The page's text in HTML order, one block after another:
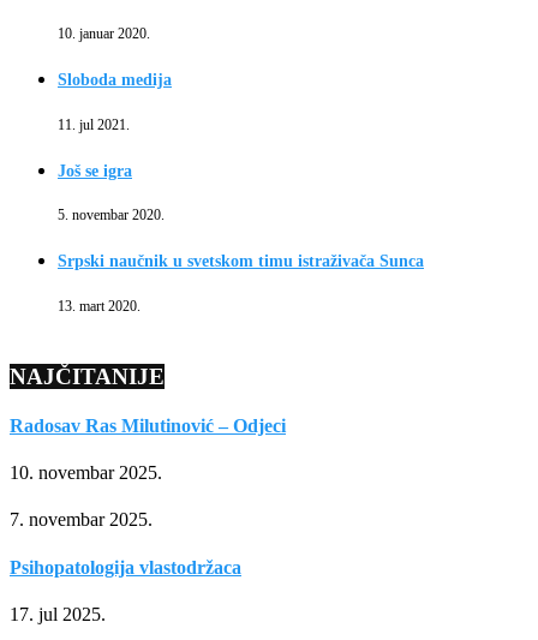
10. januar 2020.
Sloboda medija
11. jul 2021.
Još se igra
5. novembar 2020.
Srpski naučnik u svetskom timu istraživača Sunca
13. mart 2020.
NAJČITANIJE
Radosav Ras Milutinović – Odjeci
10. novembar 2025.
7. novembar 2025.
Psihopatologija vlastodržaca
17. jul 2025.